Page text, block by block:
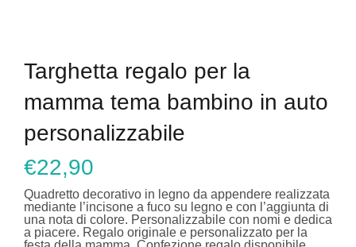
Targhetta regalo per la
mamma tema bambino in auto
personalizzabile
€22,90
Quadretto decorativo in legno da appendere realizzata
mediante l’incisone a fuco su legno e con l’aggiunta di
una nota di colore. Personalizzabile con nomi e dedica
a piacere. Regalo originale e personalizzato per la